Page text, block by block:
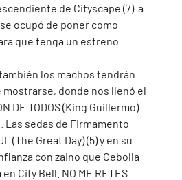
de Cityscape (7)  a
ocupó de poner como
que tenga un estreno
los machos tendrán
donde nos llenó el
DE TODOS (King Guillermo)
Las sedas de Firmamento
(The Great Day) (5) y en su
con zaino que Cebolla
City Bell. NO ME RETES